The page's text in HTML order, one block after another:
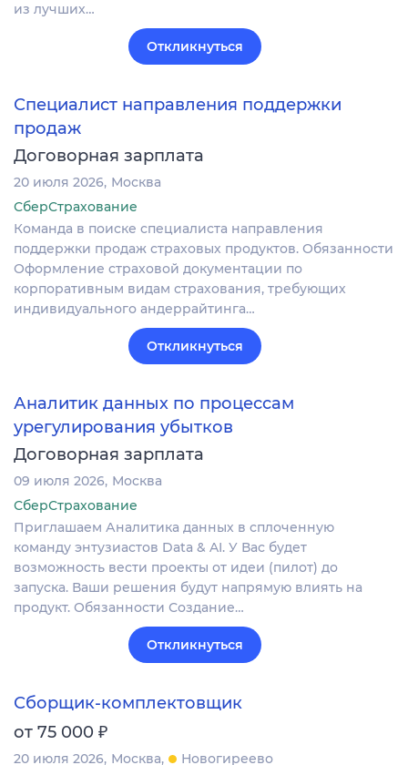
из лучших…
Откликнуться
Специалист направления поддержки
продаж
Договорная зарплата
20 июля 2026 Москва
СберСтрахование
Команда в поиске специалиста направления
поддержки продаж страховых продуктов. Обязанности
Оформление страховой документации по
корпоративным видам страхования, требующих
индивидуального андеррайтинга…
Откликнуться
Аналитик данных по процессам
урегулирования убытков
Договорная зарплата
09 июля 2026 Москва
СберСтрахование
Приглашаем Аналитика данных в сплоченную
команду энтузиастов Data & AI. У Вас будет
возможность вести проекты от идеи (пилот) до
запуска. Ваши решения будут напрямую влиять на
продукт. Обязанности Создание…
Откликнуться
Сборщик-комплектовщик
от 75 000 ₽
20 июля 2026 Москва Новогиреево